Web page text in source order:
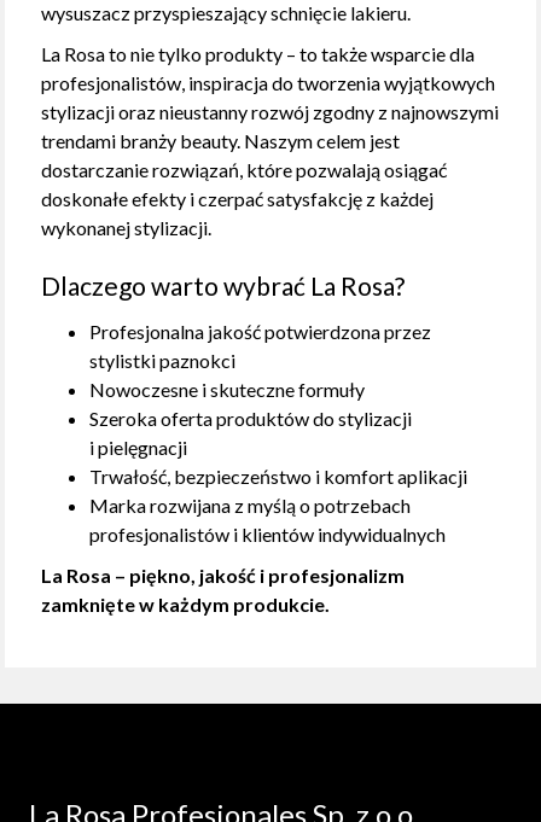
wysuszacz przyspieszający schnięcie lakieru.
La Rosa to nie tylko produkty – to także wsparcie dla
profesjonalistów, inspiracja do tworzenia wyjątkowych
stylizacji oraz nieustanny rozwój zgodny z najnowszymi
trendami branży beauty. Naszym celem jest
dostarczanie rozwiązań, które pozwalają osiągać
doskonałe efekty i czerpać satysfakcję z każdej
wykonanej stylizacji.
Dlaczego warto wybrać La Rosa?
Profesjonalna jakość potwierdzona przez
stylistki paznokci
Nowoczesne i skuteczne formuły
Szeroka oferta produktów do stylizacji
i pielęgnacji
Trwałość, bezpieczeństwo i komfort aplikacji
Marka rozwijana z myślą o potrzebach
profesjonalistów i klientów indywidualnych
La Rosa – piękno, jakość i profesjonalizm
zamknięte w każdym produkcie.
La Rosa Profesionales Sp. z o.o.